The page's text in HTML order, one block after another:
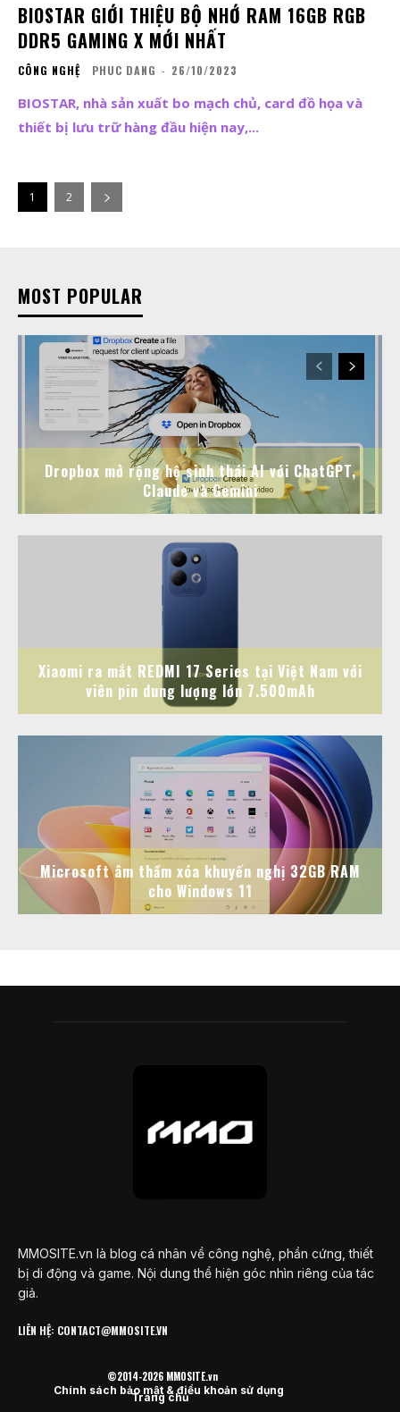
BIOSTAR GIỚI THIỆU BỘ NHỚ RAM 16GB RGB
DDR5 GAMING X MỚI NHẤT
CÔNG NGHỆ PHUC DANG - 26/10/2023
BIOSTAR, nhà sản xuất bo mạch chủ, card đồ họa và
thiết bị lưu trữ hàng đầu hiện nay,...
1 2
MOST POPULAR
Dropbox mở rộng hệ sinh thái AI với ChatGPT,
Claude và Gemini
Xiaomi ra mắt REDMI 17 Series tại Việt Nam với
viên pin dung lượng lớn 7.500mAh
Microsoft âm thầm xóa khuyến nghị 32GB RAM
cho Windows 11
MMOSITE.vn là blog cá nhân về công nghệ, phần cứng, thiết
bị di động và game. Nội dung thể hiện góc nhìn riêng của tác
giả.
LIÊN HỆ: CONTACT@MMOSITE.VN
Trang chủ
Chính sách bảo mật & điều khoản sử dụng
©2014-2026 MMOSITE.vn